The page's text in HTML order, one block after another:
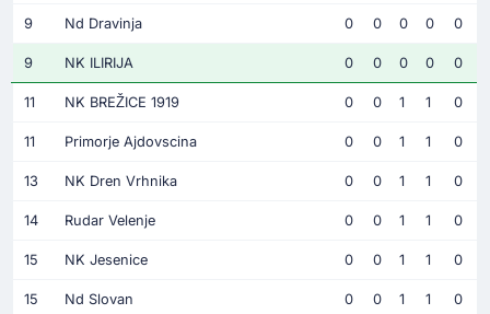
9 Nd Dravinja 0 0 0 0 0
9 NK ILIRIJA 0 0 0 0 0
11 NK BREŽICE 1919 0 0 1 1 0
11 Primorje Ajdovscina 0 0 1 1 0
13 NK Dren Vrhnika 0 0 1 1 0
14 Rudar Velenje 0 0 1 1 0
15 NK Jesenice 0 0 1 1 0
15 Nd Slovan 0 0 1 1 0